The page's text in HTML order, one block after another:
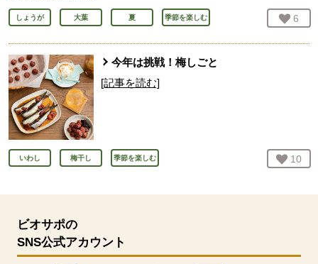
しょうが 大葉 夏 季節を楽しむ お気
6
今年は挑戦！梅しごと
[記事を読む]
いわし 梅干し 季節を楽しむ お気
10
ビオサポの
SNS公式アカウント